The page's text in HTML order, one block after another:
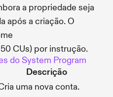
a propriedade seja
após a criação. O
CUs) por instrução.
do System Program
Descrição
uma nova conta.